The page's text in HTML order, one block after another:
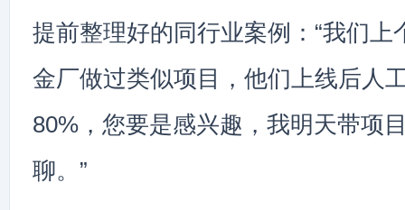
提前整理好的同行业案例：“我们上
金厂做过类似项目，他们上线后人
80%，您要是感兴趣，我明天带项
聊。”